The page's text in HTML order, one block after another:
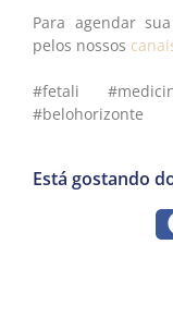
Para agendar
pelos nossos
#fetali
#belohorizonte
Está gostando